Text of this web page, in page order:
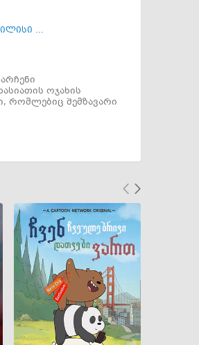
...
ოჯახის
რომლებიც შემზავარი